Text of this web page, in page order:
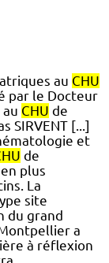
au CHU
par le Docteur
CHU de
SIRVENT [...]
et
de
plus
La
site
du grand
a
à réflexion